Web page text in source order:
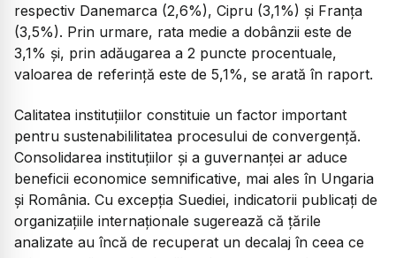
respectiv Danemarca (2,6%), Cipru (3,1%) și Franța
(3,5%). Prin urmare, rata medie a dobânzii este de
3,1% și, prin adăugarea a 2 puncte procentuale,
valoarea de referință este de 5,1%, se arată în raport.
Calitatea instituțiilor constituie un factor important
pentru sustenabililitatea procesului de convergență.
Consolidarea instituțiilor și a guvernanței ar aduce
beneficii economice semnificative, mai ales în Ungaria
și România. Cu excepția Suediei, indicatorii publicați de
organizațiile internaționale sugerează că țările
analizate au încă de recuperat un decalaj în ceea ce